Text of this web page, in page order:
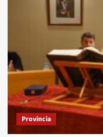
Provincia